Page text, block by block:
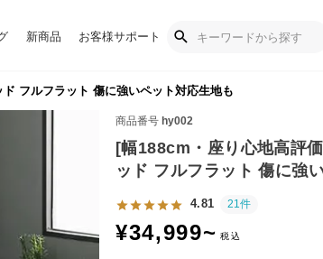
新商品 お客様サポート
フルフラット 傷に強いペット対応生地も
商品番号 hy002
[幅188cm・座り心地高評
ッド フルフラット 傷に強
4.81 21件
¥34,999~